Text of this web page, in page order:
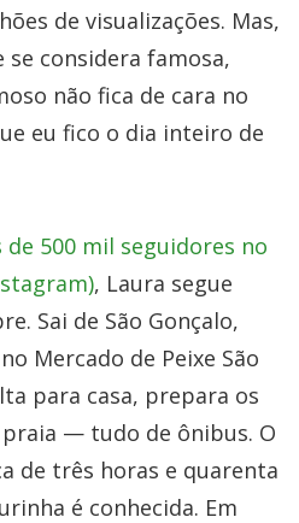
de visualizações. Mas,
se considera famosa,
não fica de cara no
eu fico o dia inteiro de
de 500 mil seguidores no
, Laura segue
Sai de São Gonçalo,
Mercado de Peixe São
para casa, prepara os
— tudo de ônibus. O
de três horas e quarenta
é conhecida. Em